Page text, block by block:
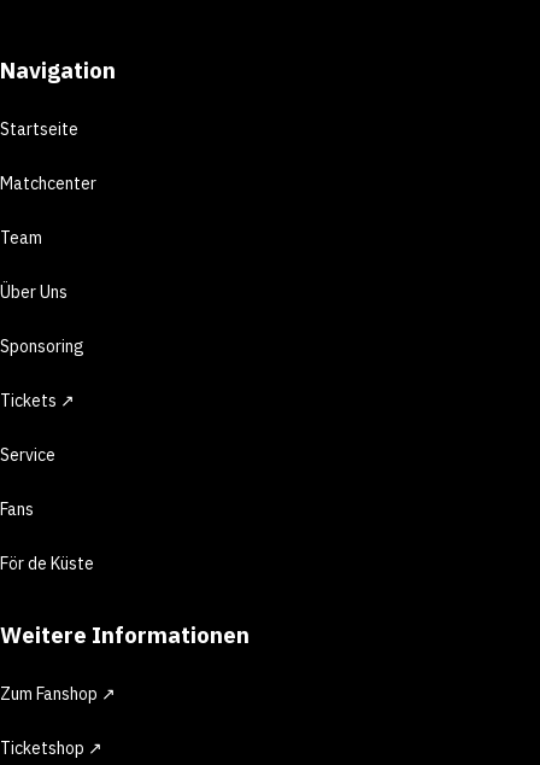
Navigation
Startseite
Matchcenter
Team
Über Uns
Sponsoring
Tickets ↗
Service
Fans
För de Küste
Weitere Informationen
Zum Fanshop ↗
Ticketshop ↗